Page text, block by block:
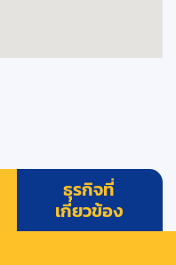
ธุรกิจที่
เกี่ยวข้อง